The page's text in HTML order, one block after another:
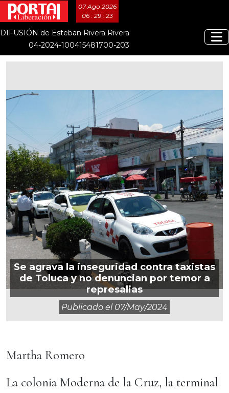
07 Ago 2026
06 : 29 : 24
DIFUSIÓN de Esteban Rivera Rivera
04-2024-100415481700-203
Se agrava la inseguridad contra taxistas
de Toluca y no denuncian por temor a
represalias
Publicado el 07/may/2024
Martha Romero
La colonia Moderna de la Cruz, la terminal